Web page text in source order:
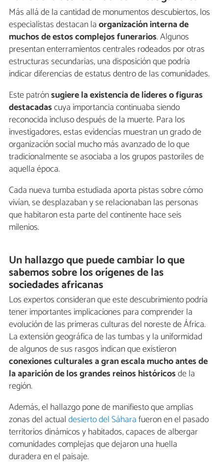
Más allá de la cantidad de monumentos descubiertos, los
especialistas destacan laorganización interna de
muchos de estos complejos funerarios. Algunos
presentan enterramientos centrales rodeados por otras
estructuras secundarias, una disposición que podría
indicar diferencias de estatus dentro de las comunidades.
Este patrónsugiere la existencia de líderes o figuras
destacadascuya importancia continuaba siendo
reconocida incluso después de la muerte. Para los
investigadores, estas evidencias muestran un grado de
organización social mucho más avanzado de lo que
tradicionalmente se asociaba a los grupos pastoriles de
aquella época.
Cada nueva tumba estudiada aporta pistas sobre cómo
vivían, se desplazaban y se relacionaban las personas
que habitaron esta parte del continente hace seis
milenios.
Un hallazgo que puede cambiar lo que
sabemos sobre los orígenes de las
sociedades africanas
Los expertos consideran que este descubrimiento podría
tener importantes implicaciones para comprender la
evolución de las primeras culturas del noreste de África.
La extensión geográfica de las tumbas y la uniformidad
de algunos de sus rasgos indican que existieron
conexiones culturales a gran escala mucho antes de
la aparición de los grandes reinos históricosde la
región.
Además, el hallazgo pone de manifiesto que amplias
zonas del actualdesierto del Sáharafueron en el pasado
territorios dinámicos y habitados, capaces de albergar
comunidades complejas que dejaron una huella
duradera en el paisaje.